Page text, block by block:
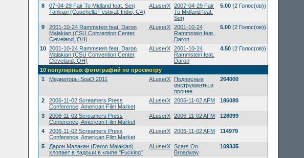
8
07-04-29 Fair To Midland feat. Serj
Tankian (Coachella Festival, Indio, CA)
ALuserX 2007-04-29 Fair
To Midland feat.
Serj
5.00 (2 Голос(ов))
9
2001-10-24 Rammstein feat. Daron
Malakian (CSU Convention Center,
Cleveland, OH)
ALuserX 2001-10-24
Rammstein feat.
Daron
5.00 (2 Голос(ов))
10 2001-10-24 Rammstein feat. Daron
Malakian (CSU Convention Center,
Cleveland, OH)
ALuserX 2001-10-24
Rammstein feat.
Daron
4.50 (2 Голос(ов))
10 популярных фотографий по просмотру
1
Медиаторы SoaD 2011 ALuserX Подписные
инструменты и
прочее
264000
2
2006-11-02 Screamers Press
Conference, American Film Market
ALuserX 2006-11-02 AFM 186080
3
2006-11-02 Screamers Press
Conference, American Film Market
ALuserX 2006-11-02 AFM 128099
4
2006-11-02 Screamers Press
Conference, American Film Market
ALuserX 2006-11-02 AFM 114979
5
Дарон Малакян (Daron Malakian)
хлопает в ладоши в клипе "Fucking"
ALuserX Scars On
Broadway
109335